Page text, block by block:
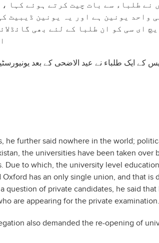
نے طلباء سے بات چیت کرتے ہوئے کہا
واحد یونین ہے اور یہ یونین ڈیبیٹ
ای سی کو ان طلبا کے لئے بھی
کے ایک طلباء نے عید الاضحی کے بعد
he further said nowhere in the world;
the universities have been taken over
Due to which, the university level
has an only single union, and that is
question of private candidates, he said that
are appearing for the private examination.
also demanded the re-opening of